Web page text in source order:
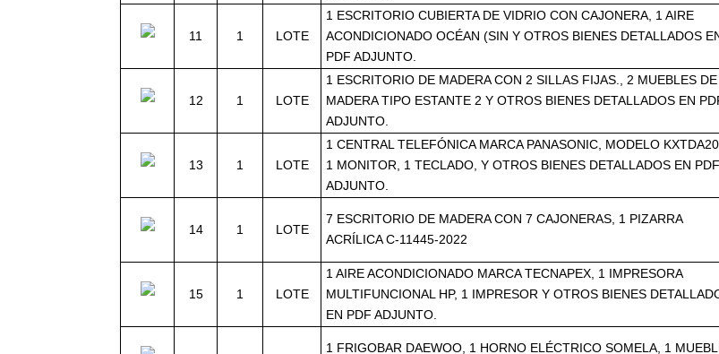
11 1 LOTE
1 ESCRITORIO CUBIERTA DE VIDRIO CON CAJONERA, 1 AIRE
ACONDICIONADO OCÉAN (SIN Y OTROS BIENES DETALLADOS
PDF ADJUNTO.
12 1 LOTE
1 ESCRITORIO DE MADERA CON 2 SILLAS FIJAS., 2 MUEBLES DE
MADERA TIPO ESTANTE 2 Y OTROS BIENES DETALLADOS EN
ADJUNTO.
13 1 LOTE
1 CENTRAL TELEFÓNICA MARCA PANASONIC, MODELO
1 MONITOR, 1 TECLADO, Y OTROS BIENES DETALLADOS EN PDF
ADJUNTO.
14 1 LOTE
7 ESCRITORIO DE MADERA CON 7 CAJONERAS, 1 PIZARRA
ACRÍLICA C-11445-2022
15 1 LOTE
1 AIRE ACONDICIONADO MARCA TECNAPEX, 1 IMPRESORA
MULTIFUNCIONAL HP, 1 IMPRESOR Y OTROS BIENES
EN PDF ADJUNTO.
1 FRIGOBAR DAEWOO, 1 HORNO ELÉCTRICO SOMELA, 1